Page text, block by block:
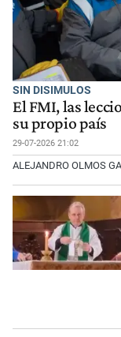
SIN DISIMULOS
El FMI, las
su propio país
29-07-2026 21:02
ALEJANDRO OLMOS